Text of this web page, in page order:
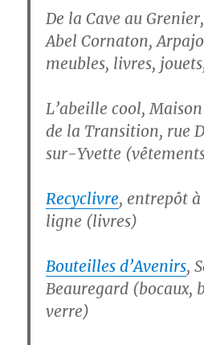
De la Cave au Grenier
Abel Cornaton,
meubles, livres,
L’abeille cool,
de la Transition, rue
sur-Yvette
Recyclivre, entrepôt à
ligne (livres)
Bouteilles d’Avenirs,
Beauregard (bocaux,
verre)